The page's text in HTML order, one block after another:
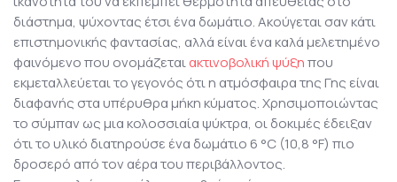
διάστημα, ψύχοντας έτσι ένα δωμάτιο. Ακούγεται σαν κάτι
επιστημονικής φαντασίας, αλλά είναι ένα καλά μελετημένο
φαινόμενο που ονομάζεταιακτινοβολική ψύξηπου
εκμεταλλεύεται το γεγονός ότι η ατμόσφαιρα της Γης είναι
διαφανής στα υπέρυθρα μήκη κύματος. Χρησιμοποιώντας
το σύμπαν ως μια κολοσσιαία ψύκτρα, οι δοκιμές έδειξαν
ότι το υλικό διατηρούσε ένα δωμάτιο 6 °C (10,8 °F) πιο
δροσερό από τον αέρα του περιβάλλοντος.